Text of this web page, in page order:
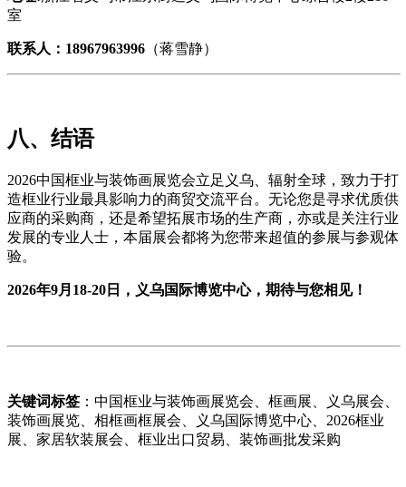
室
联系人：18967963996 （蒋雪静）
八、结语
2026中国框业与装饰画展览会立足义乌、辐射全球，致力于打
造框业行业最具影响力的商贸交流平台。无论您是寻求优质供
应商的采购商，还是希望拓展市场的生产商，亦或是关注行业
发展的专业人士，本届展会都将为您带来超值的参展与参观体
验。
2026年9月18-20日，义乌国际博览中心，期待与您相见！
关键词标签 ：中国框业与装饰画展览会、框画展、义乌展会、
装饰画展览、相框画框展会、义乌国际博览中心、2026框业
展、家居软装展会、框业出口贸易、装饰画批发采购